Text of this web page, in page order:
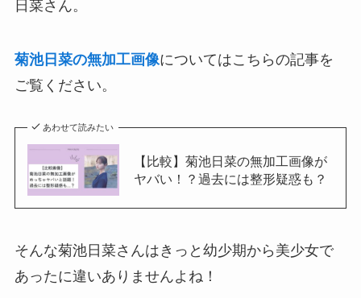
日菜さん。
菊池日菜の無加工画像についてはこちらの記事を
ご覧ください。
あわせて読みたい
【比較】菊池日菜の無加工画像が
ヤバい！？過去には整形疑惑も？
そんな菊池日菜さんはきっと幼少期から美少女で
あったに違いありませんよね！